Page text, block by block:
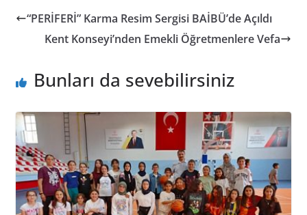
“PERİFERİ” Karma Resim Sergisi BAİBÜ’de Açıldı
Kent Konseyi’nden Emekli Öğretmenlere Vefa
Bunları da sevebilirsiniz